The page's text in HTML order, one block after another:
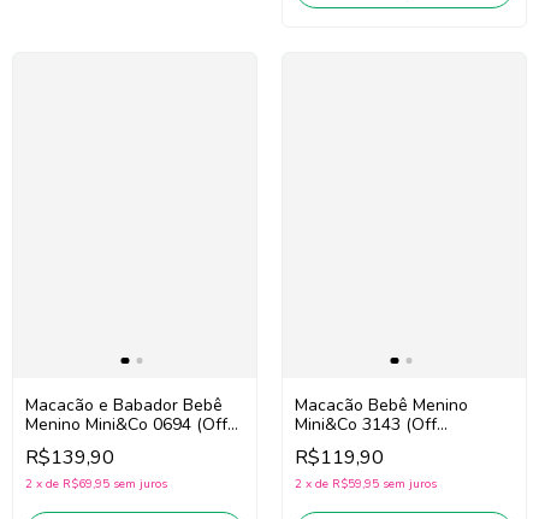
Macacão e Babador Bebê
Menino Mini&Co 0694 (Off
White/Bege)
R$139,90
2 x de R$69,95 sem juros
Macacão Bebê Menino
Mini&Co 3143 (Off
White/Preto)
R$119,90
2 x de R$59,95 sem juros